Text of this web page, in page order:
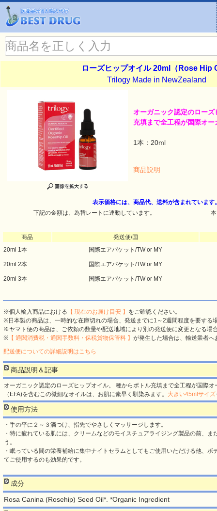
ローズヒップオイル 20ml（Rose Hip
Trilogy Made in NewZealand
オーガニック認定のロー
充填まで全工程が国際オー
1本：20ml
商品説明
表示価格には、商品代、送料が含まれています
下記の金額は、為替レートに連動しています。
商品
発送便/国
20ml 1本
国際エアパケット/TW or MY
20ml 2本 国際エアパケット/TW or MY
20ml 3本 国際エアパケット/TW or MY
※個人輸入商品における 【 現在のお届け目安 】 をご確認ください。
※日本製の商品は、一時的な在庫切れの場合、発送までに1～2週間程度を要する
※ヤマト便の商品は、ご依頼の数量や配送地域により別の発送便に変更となる場
※ 【 通関消費税・通関手数料・保税貨物保管料 】 が発生した場合は、輸送業者へ
配送便についての詳細説明はこちら
商品説明＆記事
オーガニック認定のローズヒップオイル。 種からボトル充填まで全工程が国際
（EFA)を含むこの微細なオイルは、お肌に素早く馴染みます。 大きい45mlサイズ
使用方法
・手の平に２～３滴つけ、指先でやさしくマッサージします。
・特に疲れている肌には、クリームなどのモイスチュアライジング製品の前、
う。
・眠っている間の栄養補給に集中ナイトセラムとしてもご使用いただける他、
てご使用するのも効果的です。
成分
Rosa Canina (Rosehip) Seed Oil*. *Organic Ingredient